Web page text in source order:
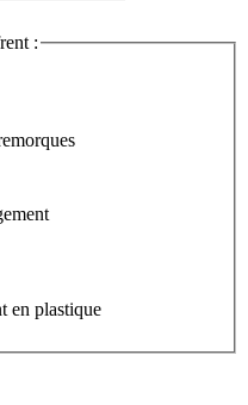
:
en plastique